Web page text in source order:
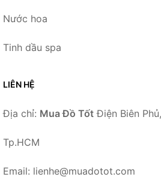
Nước hoa
Tinh dầu spa
LIÊN HỆ
Địa chỉ: Mua Đồ Tốt Điện Biên
Tp.HCM
Email: lienhe@muadotot.com